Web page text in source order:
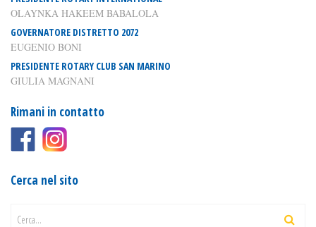
OLAYNKA HAKEEM BABALOLA
GOVERNATORE DISTRETTO 2072
EUGENIO BONI
PRESIDENTE ROTARY CLUB SAN MARINO
GIULIA MAGNANI
Rimani in contatto
Cerca nel sito
Cerca...